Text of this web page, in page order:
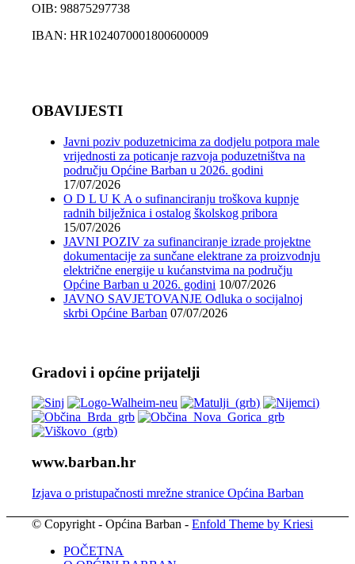
OIB: 98875297738
IBAN: HR1024070001800600009
OBAVIJESTI
Javni poziv poduzetnicima za dodjelu potpora male
vrijednosti za poticanje razvoja poduzetništva na
području Općine Barban u 2026. godini
17/07/2026
O D L U K A o sufinanciranju troškova kupnje
radnih bilježnica i ostalog školskog pribora
15/07/2026
JAVNI POZIV za sufinanciranje izrade projektne
dokumentacije za sunčane elektrane za proizvodnju
električne energije u kućanstvima na području
Općine Barban u 2026. godini 10/07/2026
JAVNO SAVJETOVANJE Odluka o socijalnoj
skrbi Općine Barban 07/07/2026
Gradovi i općine prijatelji
www.barban.hr
Izjava o pristupačnosti mrežne stranice Općina Barban
© Copyright - Općina Barban -Enfold Theme by Kriesi
POČETNA